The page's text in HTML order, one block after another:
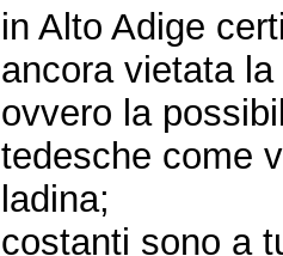
in Alto Adige
ancora vietata
ovvero la
tedesche come
ladina;
costanti sono a